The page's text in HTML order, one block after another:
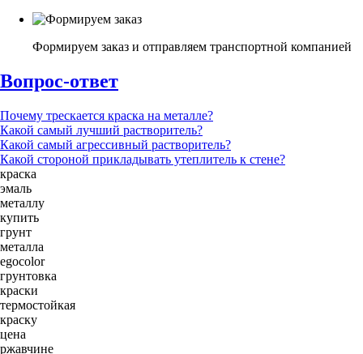
Формируем заказ и отправляем транспортной компанией
Вопрос-ответ
Почему трескается краска на металле?
Какой самый лучший растворитель?
Какой самый агрессивный растворитель?
Какой стороной прикладывать утеплитель к стене?
краска
эмаль
металлу
купить
грунт
металла
egocolor
грунтовка
краски
термостойкая
краску
цена
ржавчине